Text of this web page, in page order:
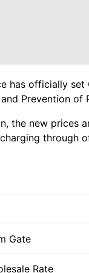
has officially
Prevention
the new prices
through
Gate
Rate